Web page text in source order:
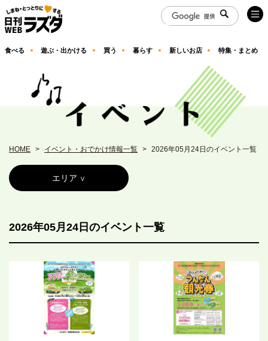
食べる 遊ぶ・出かける 買う 暮らす 新しいお店 特集・まとめ
HOME イベント・おでかけ情報一覧 2026年05月24日のイベント一覧
エリア
2026年05月24日のイベント一覧